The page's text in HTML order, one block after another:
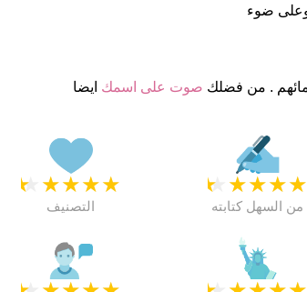
صوت على اسمك ايضا
★
★
★
★
★
التصنيف
★
★
★
★
★
من السهل كتابته